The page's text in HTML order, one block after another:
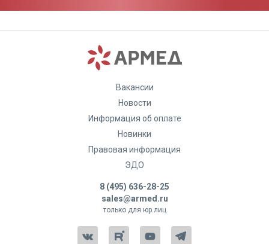
Вакансии
Новости
Информация об оплате
Новинки
Правовая информация
ЭДО
8 (495) 636-28-25
sales@armed.ru
только для юр.лиц